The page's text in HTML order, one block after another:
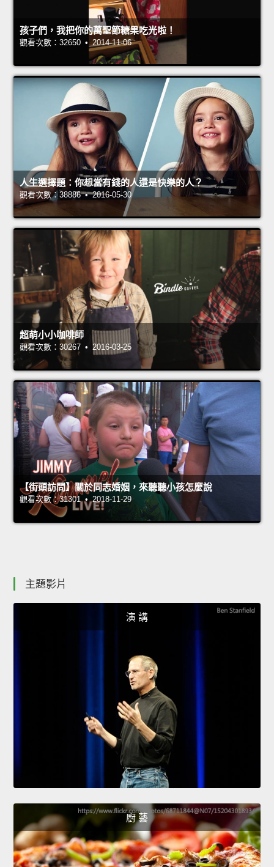
孩子們，我把你的萬聖節糖果吃光啦！
觀看次數：32650 • 2014-11-06
人生選擇題：你想當有錢的人還是快樂的人？
觀看次數：38886 • 2016-05-30
超萌小小咖啡師
觀看次數：30267 • 2016-03-25
【街頭訪問】關於同志婚姻，來聽聽小孩怎麼說
觀看次數：31301 • 2018-11-29
主題影片
演 講
廚 藝